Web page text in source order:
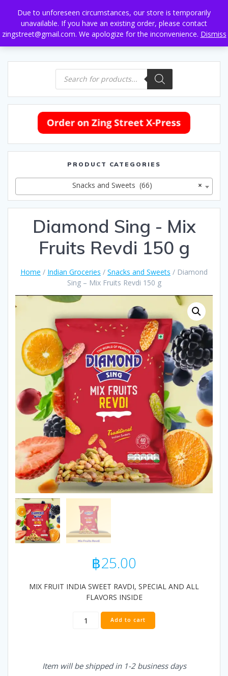
Due to unforeseen circumstances, our store is temporarily
unavailable. If you have an existing order, please contact
zingstreet@gmail.com. We apologize for the inconvenience. Dismiss
to
content
Products
search
PRODUCT CATEGORIES
×
Snacks and Sweets (66)
Diamond Sing - Mix
Fruits Revdi 150 g
Home / Indian Groceries / Snacks and Sweets / Diamond
Sing – Mix Fruits Revdi 150 g
฿25.00
MIX FRUIT INDIA SWEET RAVDI, SPECIAL AND ALL
FLAVORS INSIDE
Diamond
Revdi
Add to cart
Item will be shipped in 1-2 business days